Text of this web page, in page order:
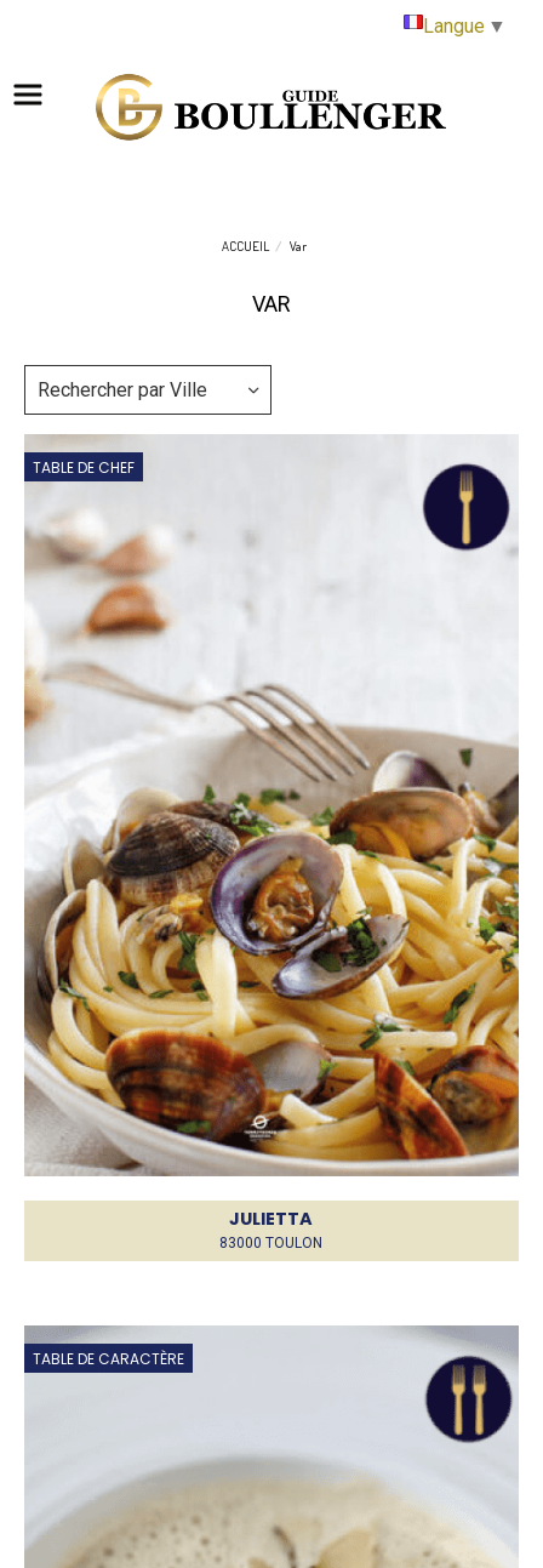
ACCUEIL Var
VAR
Rechercher par Ville
TABLE DE CHEF
JULIETTA
83000 TOULON
TABLE DE CARACTÈRE
Langue ▼